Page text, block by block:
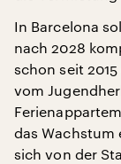
In Barcelona
nach 2028
schon seit
vom
das Wachstum
sich von der